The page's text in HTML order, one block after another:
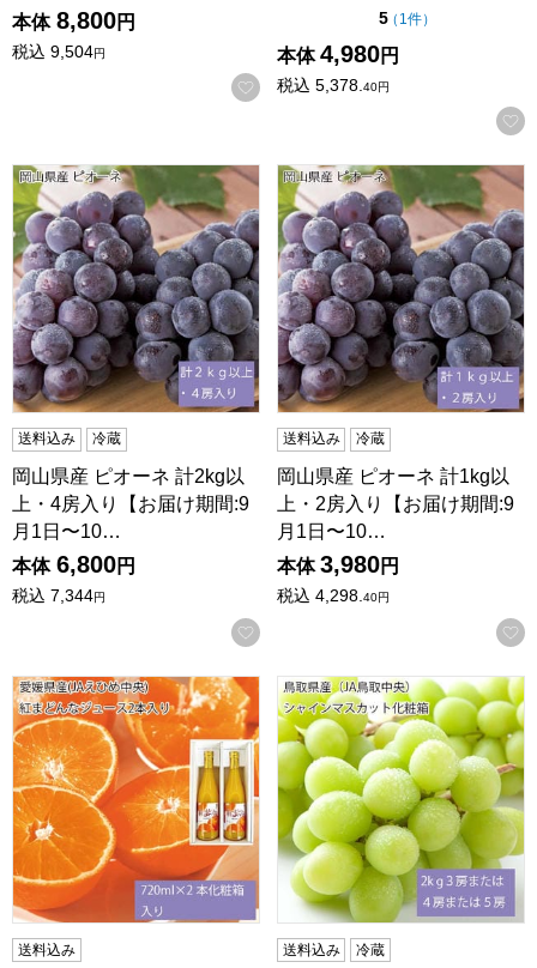
本体 8,800円
税込 9,504円
お気に入りに登録する
5点（5点満点中）
（ 1件の評価
）
本体 4,980円
税込 5,378. 40円
岡山県産 ピオーネ 計2kg以上・4房入り【お届け期間:9月1
送料込み 冷蔵
岡山県産 ピオーネ 計2kg以
上・4房入り【お届け期間:9
月1日〜10…
本体 6,800円
税込 7,344円
お気に入りに登録する
岡山県産 ピオーネ 計1kg以
送料込み 冷蔵
岡山県産 ピオーネ 計1kg以
上・2房入り【お届け期間:9
月1日〜10…
本体 3,980円
税込 4,298. 40円
愛媛県産(JAえひめ中央) 紅まどんなジュース2本入り
送料込み
鳥取県産(JA鳥取中央)シャイ
送料込み 冷蔵